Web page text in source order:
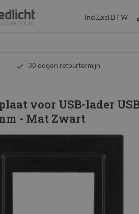
Incl. Excl. BTW
Tot 10 jaar garantie
voor USB-lader
- Mat Zwart